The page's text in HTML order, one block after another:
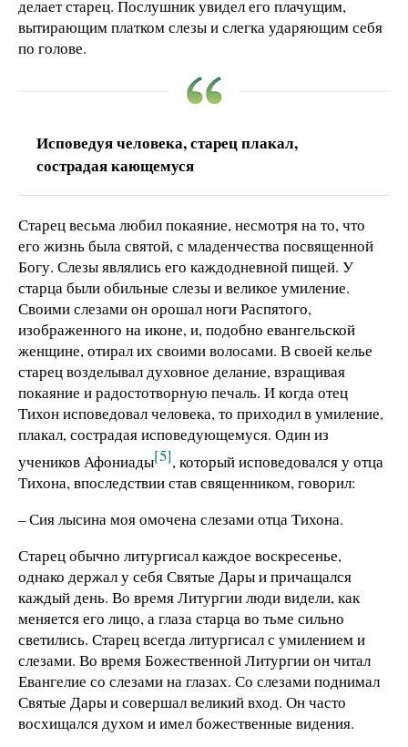
делает старец. Послушник увидел его плачущим,
вытирающим платком слезы и слегка ударяющим себя
по голове.
Исповедуя человека, старец плакал,
сострадая кающемуся
Старец весьма любил покаяние, несмотря на то, что
его жизнь была святой, с младенчества посвященной
Богу. Слезы являлись его каждодневной пищей. У
старца были обильные слезы и великое умиление.
Своими слезами он орошал ноги Распятого,
изображенного на иконе, и, подобно евангельской
женщине, отирал их своими волосами. В своей келье
старец возделывал духовное делание, взращивая
покаяние и радостотворную печаль. И когда отец
Тихон исповедовал человека, то приходил в умиление,
плакал, сострадая исповедующемуся. Один из
учеников Афониады[5], который исповедовался у отца
Тихона, впоследствии став священником, говорил:
– Сия лысина моя омочена слезами отца Тихона.
Старец обычно литургисал каждое воскресенье,
однако держал у себя Святые Дары и причащался
каждый день. Во время Литургии люди видели, как
меняется его лицо, а глаза старца во тьме сильно
светились. Старец всегда литургисал с умилением и
слезами. Во время Божественной Литургии он читал
Евангелие со слезами на глазах. Со слезами поднимал
Святые Дары и совершал великий вход. Он часто
восхищался духом и имел божественные видения.